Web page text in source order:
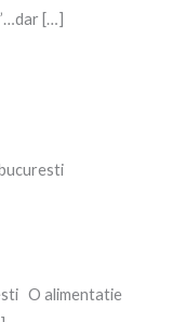
[…]
O alimentatie